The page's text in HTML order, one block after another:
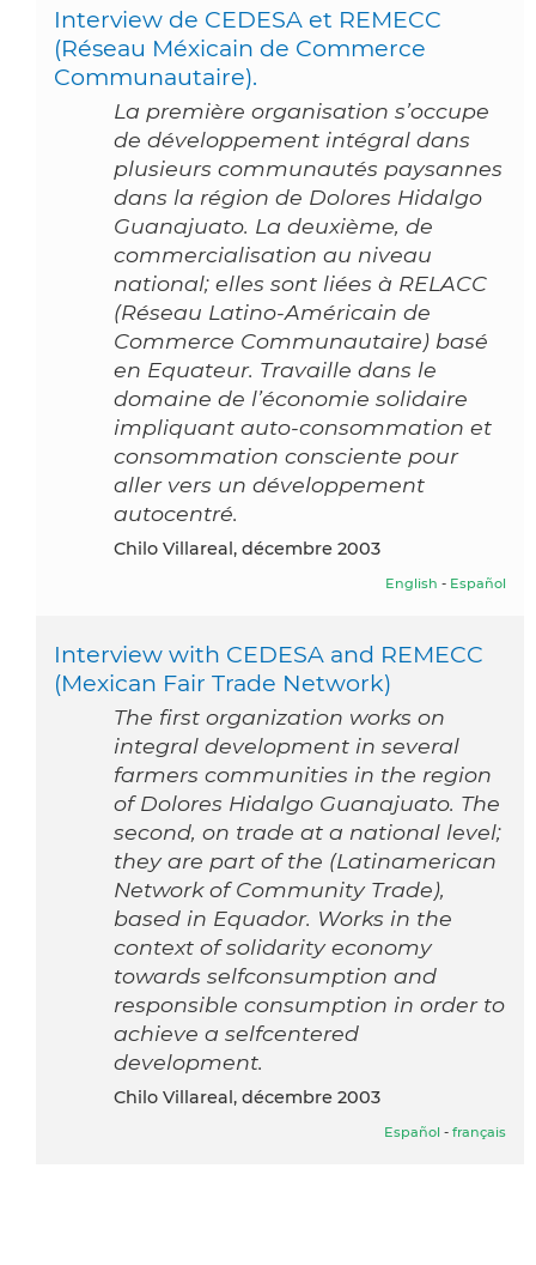
Interview de CEDESA et REMECC
(Réseau Méxicain de Commerce
Communautaire).
La première organisation s’occupe
de développement intégral dans
plusieurs communautés paysannes
dans la région de Dolores Hidalgo
Guanajuato. La deuxième, de
commercialisation au niveau
national; elles sont liées à RELACC
(Réseau Latino-Américain de
Commerce Communautaire) basé
en Equateur. Travaille dans le
domaine de l’économie solidaire
impliquant auto-consommation et
consommation consciente pour
aller vers un développement
autocentré.
Chilo Villareal, décembre 2003
English - Español
Interview with CEDESA and REMECC
(Mexican Fair Trade Network)
The first organization works on
integral development in several
farmers communities in the region
of Dolores Hidalgo Guanajuato. The
second, on trade at a national level;
they are part of the (Latinamerican
Network of Community Trade),
based in Equador. Works in the
context of solidarity economy
towards selfconsumption and
responsible consumption in order to
achieve a selfcentered
development.
Chilo Villareal, décembre 2003
Español - français